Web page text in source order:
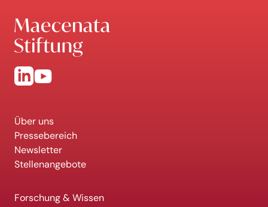
Über uns
Pressebereich
Newsletter
Stellenangebote
Forschung & Wissen